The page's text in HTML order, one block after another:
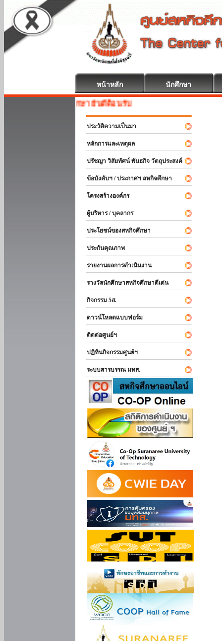
หน้าหลัก นักศึกษา
สหกิจศึกษา ยินดีต้อนรับ
ประวัติความเป็นมา
หลักการและเหตุผล
ปรัชญา วิสัยทัศน์ พันธกิจ วัตถุประสงค์
ข้อบังคับฯ / ประกาศฯ สหกิจศึกษา
โครงสร้างองค์กร
ผู้บริหาร / บุคลากร
ประโยชน์ของสหกิจศึกษา
ประกันคุณภาพ
รายงานผลการดำเนินงาน
รางวัลนักศึกษาสหกิจศึกษาดีเด่น
กิจกรรม 5ส.
ดาวน์โหลดแบบฟอร์ม
ติดต่อศูนย์ฯ
ปฏิทินกิจกรรมศูนย์ฯ
ระบบสารบรรณ มทส.